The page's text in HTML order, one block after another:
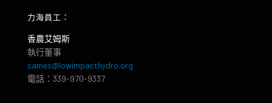
力海員工：
香農艾姆斯
執行董事
sames@lowimpacthydro.org
電話：339-970-9337